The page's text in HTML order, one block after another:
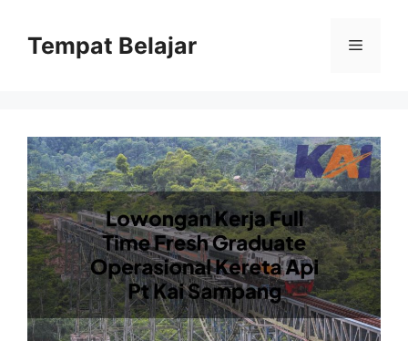
contentTempat Belajar Menu